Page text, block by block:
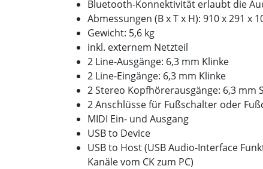
Bluetooth-Konnektivität erlaubt die
Abmessungen (B x T x H): 910 x 291 x
Gewicht: 5,6 kg
inkl. externem Netzteil
2 Line-Ausgänge: 6,3 mm Klinke
2 Line-Eingänge: 6,3 mm Klinke
2 Stereo Kopfhörerausgänge: 6,3 mm
2 Anschlüsse für Fußschalter oder
MIDI Ein- und Ausgang
USB to Device
USB to Host (USB Audio-Interface
Kanäle vom CK zum PC)